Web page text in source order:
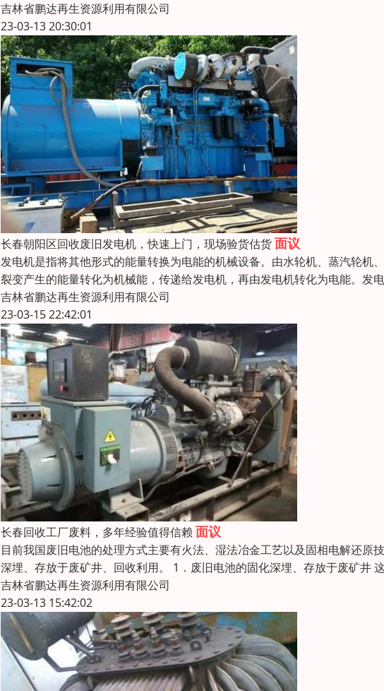
吉林省鹏达再生资源利用有限公司
23-03-13 20:30:01
长春朝阳区回收废旧发电机，快速上门，现场验货估货面议
发电机是指将其他形式的能量转换为电能的机械设备。由水轮机、蒸汽轮机
裂变产生的能量转化为机械能，传递给发电机，再由发电机转化为电能。发
吉林省鹏达再生资源利用有限公司
23-03-15 22:42:01
长春回收工厂废料，多年经验值得信赖 面议
目前我国废旧电池的处理方式主要有火法、湿法冶金工艺以及固相电解还
深埋、存放于废矿井、回收利用。 1．废旧电池的固化深埋、存放于废矿井
吉林省鹏达再生资源利用有限公司
23-03-13 15:42:02